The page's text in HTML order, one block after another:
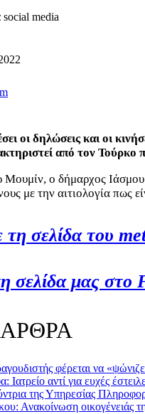
media
οι δηλώσεις και οι
από τον
Μουμίν, ο δήμαρχος
με την αιτιολογία πως
σελίδα του
σελίδα μας στο
φέρεται να
Ιατρείο αντί για ευχές
της Υπηρεσίας
Ανακοίνωση